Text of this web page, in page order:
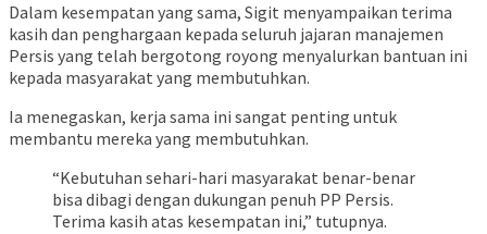
Dalam kesempatan yang sama, Sigit menyampaikan terima
kasih dan penghargaan kepada seluruh jajaran manajemen
Persis yang telah bergotong royong menyalurkan bantuan ini
kepada masyarakat yang membutuhkan.
Ia menegaskan, kerja sama ini sangat penting untuk
membantu mereka yang membutuhkan.
“Kebutuhan sehari-hari masyarakat benar-benar
bisa dibagi dengan dukungan penuh PP Persis.
Terima kasih atas kesempatan ini,” tutupnya.